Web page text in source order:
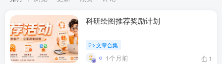
科研绘图推荐奖励计划
文章合集
1个月前 1